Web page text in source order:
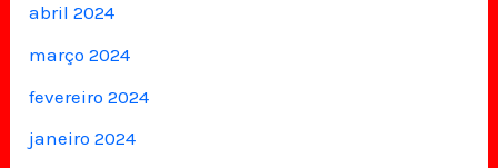
abril 2024
março 2024
fevereiro 2024
janeiro 2024